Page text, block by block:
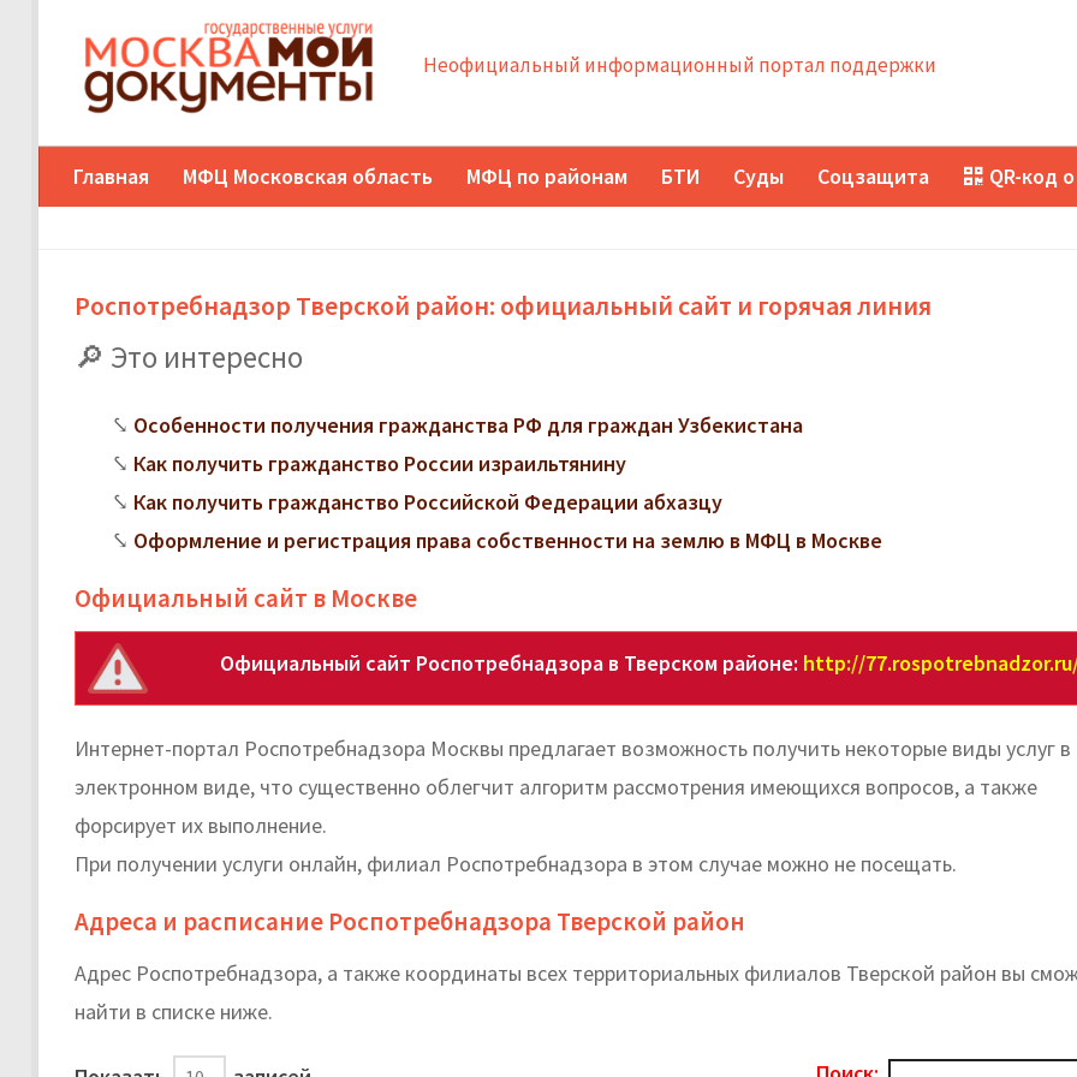
Неофициальный информационный портал поддержки
Главная МФЦ Московская область МФЦ по районам БТИ Суды Соцзащита QR-код
Роспотребнадзор Тверской район: официальный сайт и горячая линия
Это интересно
Особенности получения гражданства РФ для граждан Узбекистана
Как получить гражданство России израильтянину
Как получить гражданство Российской Федерации абхазцу
Оформление и регистрация права собственности на землю в МФЦ в Москве
Официальный сайт в Москве
Официальный сайт Роспотребнадзора в Тверском районе: http://
Интернет-портал Роспотребнадзора Москвы предлагает возможность получить некоторые виды услуг в
электронном виде, что существенно облегчит алгоритм рассмотрения имеющихся вопросов, а также
форсирует их выполнение.
При получении услуги онлайн, филиал Роспотребнадзора в этом случае можно не посещать.
Адреса и расписание Роспотребнадзора Тверской район
Адрес Роспотребнадзора, а также координаты всех территориальных филиалов Тверской район вы
найти в списке ниже.